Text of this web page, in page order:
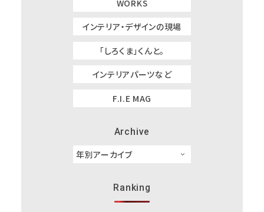
WORKS
インテリア・デザインの現場
「しろくま」くんと。
インテリアパーツなど
F.I.E MAG
Archive
Ranking